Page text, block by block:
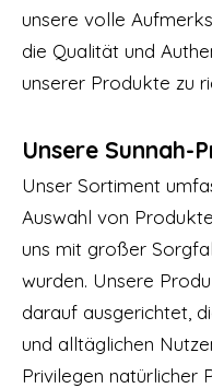
unsere volle
die Qualität und
unserer Produkte zu
Unsere Sunnah-
Unser Sortiment
Auswahl von
uns mit großer
wurden. Unsere
darauf ausgerichtet,
und alltäglichen
Privilegen natürlicher